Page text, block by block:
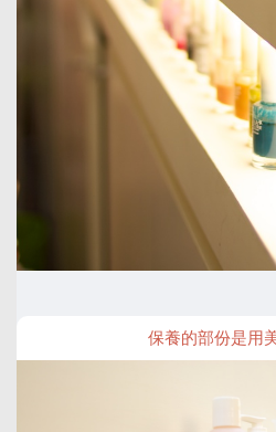
保養的部份是用